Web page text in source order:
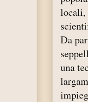
locali,
Da
una